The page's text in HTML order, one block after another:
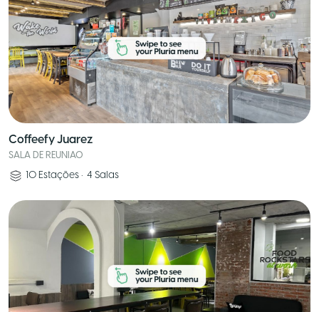
Coffeefy Juarez
SALA DE REUNIAO
10 Estações • 4 Salas